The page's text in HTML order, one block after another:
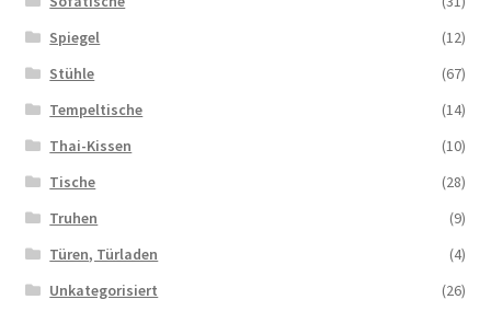
Spiegel
(12)
Stühle
(67)
Tempeltische
(14)
Thai-Kissen
(10)
Tische
(28)
Truhen
(9)
Türen, Türladen
(4)
Unkategorisiert
(26)